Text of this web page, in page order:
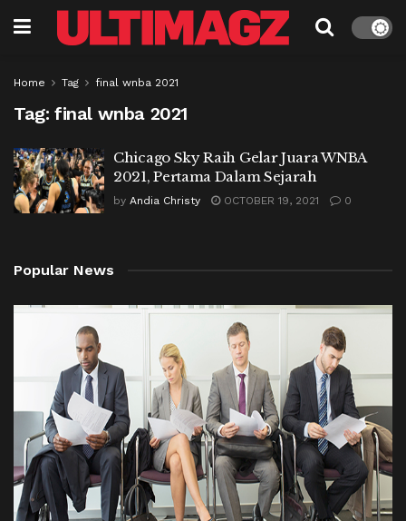
Home Tag final wnba 2021
Tag: final wnba 2021
Chicago Sky Raih Gelar Juara WNBA
2021, Pertama Dalam Sejarah
by Andia Christy OCTOBER 19, 2021 0
Popular News